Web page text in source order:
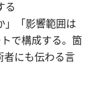
る
」「影響範囲は
で構成する。箇
者にも伝わる言